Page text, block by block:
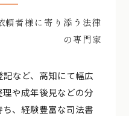
頼者様に寄り添う法律
の専門家
など、高知にて幅広
や成年後見などの分
、経験豊富な司法書